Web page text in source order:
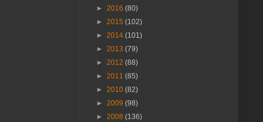
► 2016 (80)
► 2015 (102)
► 2014 (101)
► 2013 (79)
► 2012 (88)
► 2011 (85)
► 2010 (82)
► 2009 (98)
► 2008 (136)